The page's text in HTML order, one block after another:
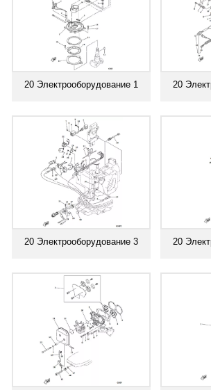
20 Электрооборудование 1 20
20 Электрооборудование 3 20